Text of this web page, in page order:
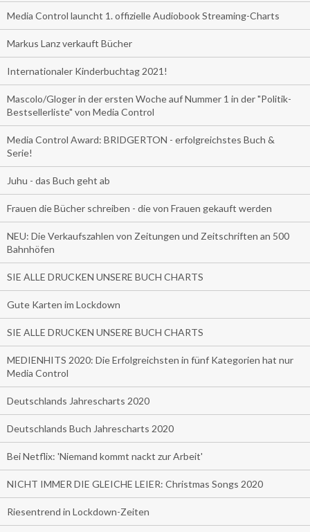
Media Control launcht 1. offizielle Audiobook Streaming-Charts
Markus Lanz verkauft Bücher
Internationaler Kinderbuchtag 2021!
Mascolo/Gloger in der ersten Woche auf Nummer 1 in der "Politik-
Bestsellerliste" von Media Control
Media Control Award: BRIDGERTON - erfolgreichstes Buch &
Serie!
Juhu - das Buch geht ab
Frauen die Bücher schreiben - die von Frauen gekauft werden
NEU: Die Verkaufszahlen von Zeitungen und Zeitschriften an 500
Bahnhöfen
SIE ALLE DRUCKEN UNSERE BUCH CHARTS
Gute Karten im Lockdown
SIE ALLE DRUCKEN UNSERE BUCH CHARTS
MEDIENHITS 2020: Die Erfolgreichsten in fünf Kategorien hat nur
Media Control
Deutschlands Jahrescharts 2020
Deutschlands Buch Jahrescharts 2020
Bei Netflix: 'Niemand kommt nackt zur Arbeit'
NICHT IMMER DIE GLEICHE LEIER: Christmas Songs 2020
Riesentrend in Lockdown-Zeiten